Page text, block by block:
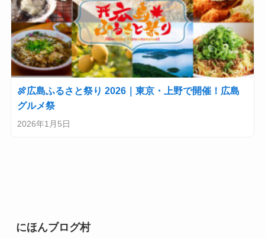
🍖広島ふるさと祭り 2026｜東京・上野で開催！広島
グルメ祭
2026年1月5日
にほんブログ村